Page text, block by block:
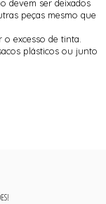
devem ser deixados
peças mesmo que
excesso de tinta.
plásticos ou junto